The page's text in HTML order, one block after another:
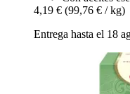
4,19 € (99,76 € / kg)
Entrega hasta el 18